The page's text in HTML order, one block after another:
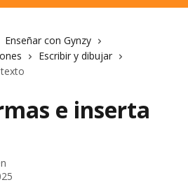
Enseñar con Gynzy
Escribir y dibujar
e inserta